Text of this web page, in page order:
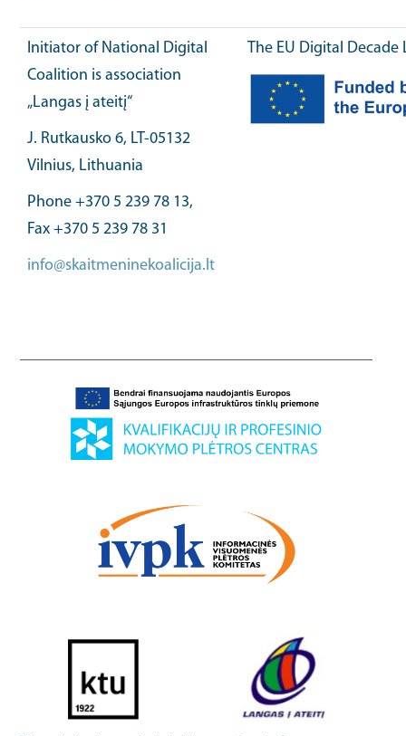
Initiator of National Digital
Coalition is association
„Langas į ateitį“
J. Rutkausko 6, LT-05132
Vilnius, Lithuania
Phone +370 5 239 78 13,
Fax +370 5 239 78 31
info@skaitmeninekoalicija.lt
The EU Digital Decade